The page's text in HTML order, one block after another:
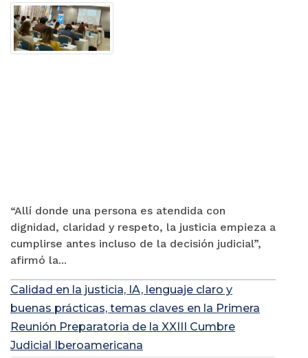
“Allí donde una persona es atendida con
dignidad, claridad y respeto, la justicia empieza a
cumplirse antes incluso de la decisión judicial”,
afirmó la...
Calidad en la justicia, IA, lenguaje claro y
buenas prácticas, temas claves en la Primera
Reunión Preparatoria de la XXIII Cumbre
Judicial Iberoamericana